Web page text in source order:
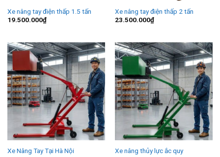
Xe nâng tay điện thấp 1.5 tấn
19.500.000₫
Xe nâng tay điện thấp 2 tấn
23.500.000₫
Xe Nâng Tay Tại Hà Nội Xe nâng thủy lực ắc quy